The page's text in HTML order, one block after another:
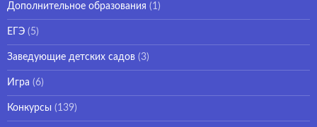
Дополнительное образования (1)
ЕГЭ (5)
Заведующие детских садов (3)
Игра (6)
Конкурсы (139)